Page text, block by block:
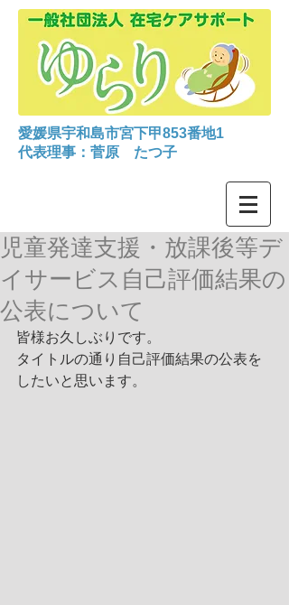
愛媛県宇和島市宮下甲853番地1
代表理事：菅原 たつ子
児童発達支援・放課後等デ
イサービス自己評価結果の
公表について
皆様お久しぶりです。
タイトルの通り自己評価結果の公表を
したいと思います。